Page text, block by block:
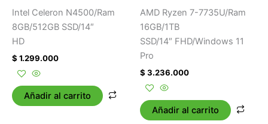
Intel Celeron N4500/Ram
8GB/512GB SSD/14″
HD
$ 1.299.000
Añadir al carrito
AMD Ryzen 7-7735U/Ram
16GB/1TB
SSD/14″ FHD/Windows 11
Pro
$ 3.236.000
Añadir al carrito